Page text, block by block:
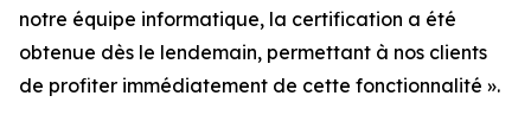
notre équipe informatique, la certification a été
obtenue dès le lendemain, permettant à nos clients
de profiter immédiatement de cette fonctionnalité ».